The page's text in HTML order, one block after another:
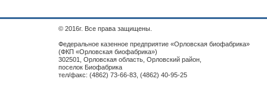
© 2016г. Все права защищены.
Федеральное казенное предприятие «Орловская биофабрика»
(ФКП «Орловская биофабрика»)
302501, Орловская область, Орловский район,
поселок Биофабрика
тел/факс: (4862) 73-66-83, (4862) 40-95-25